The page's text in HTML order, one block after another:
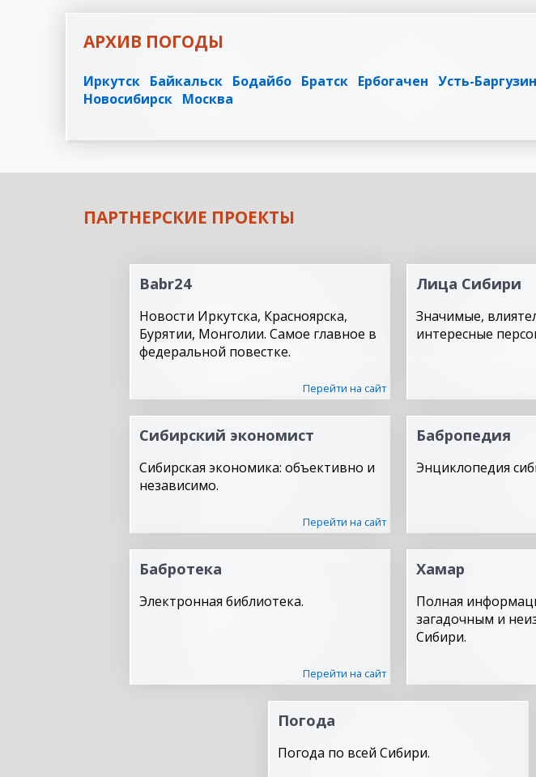
АРХИВ ПОГОДЫ
Иркутск Байкальск Бодайбо Братск Ербогачен Усть-Баргузин
Новосибирск Москва
ПАРТНЕРСКИЕ ПРОЕКТЫ
Babr24
Новости Иркутска, Красноярска,
Бурятии, Монголии. Самое главное в
федеральной повестке.
Перейти на сайт
Лица Сибири
Значимые,
интересные
Сибирский экономист
Сибирская экономика: объективно и
независимо.
Перейти на сайт
Бабропедия
Энциклопедия
Бабротека
Электронная библиотека.
Перейти на сайт
Хамар
Полная
загадочным и
Сибири.
Погода
Погода по всей Сибири.